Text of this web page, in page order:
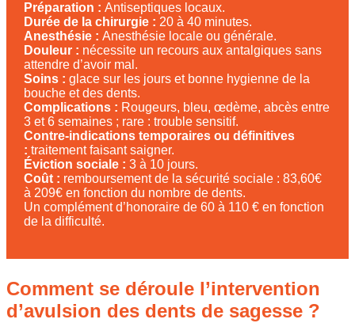
Préparation : Antiseptiques locaux.
Durée de la chirurgie : 20 à 40 minutes.
Anesthésie : Anesthésie locale ou générale.
Douleur : nécessite un recours aux antalgiques sans
attendre d’avoir mal.
Soins : glace sur les jours et bonne hygienne de la
bouche et des dents.
Complications : Rougeurs, bleu, œdème, abcès entre
3 et 6 semaines ; rare : trouble sensitif.
Contre-indications temporaires ou définitives
: traitement faisant saigner.
Éviction sociale : 3 à 10 jours.
Coût : remboursement de la sécurité sociale : 83,60€
à 209€ en fonction du nombre de dents.
Un complément d’honoraire de 60 à 110 € en fonction
de la difficulté.
Comment se déroule l’intervention
d’avulsion des dents de sagesse ?